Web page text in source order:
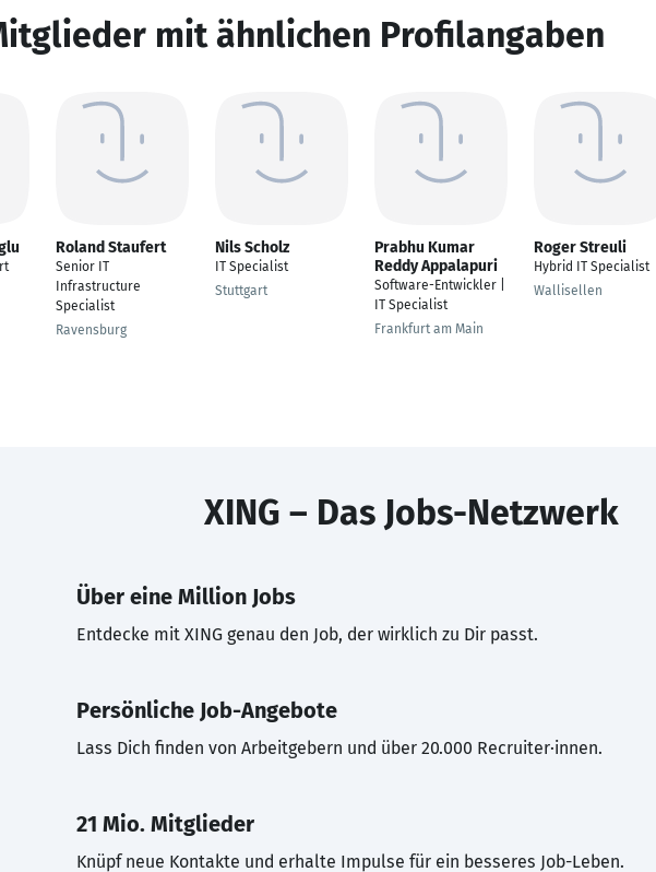
mit ähnlichen Profilangaben
Roland Staufert
Senior IT
Infrastructure
Specialist
Ravensburg
Nils Scholz
IT Specialist
Stuttgart
Prabhu Kumar
Reddy Appalapuri
Software-Entwickler |
IT Specialist
Frankfurt am Main
Roger Streuli
Hybrid IT Specialist
Wallisellen
XING – Das Jobs-Netzwerk
Über eine Million Jobs
Entdecke mit XING genau den Job, der wirklich zu Dir passt.
Persönliche Job-Angebote
Lass Dich finden von Arbeitgebern und über 20.000 Recruiter·innen.
21 Mio. Mitglieder
Knüpf neue Kontakte und erhalte Impulse für ein besseres Job-Leben.